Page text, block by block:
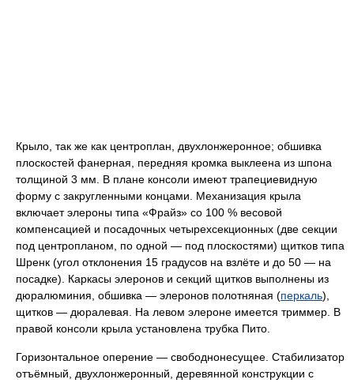
Крыло, так же как центроплан, двухлонжеронное; обшивка
плоскостей фанерная, передняя кромка выклеена из шпона
толщиной 3 мм. В плане консоли имеют трапециевидную
форму с закругленными концами. Механизация крыла
включает элероны типа «Фрайз» со 100 % весовой
компенсацией и посадочных четырехсекционных (две секции
под центропланом, по одной — под плоскостями) щитков типа
Шренк (угол отклонения 15 градусов на взлёте и до 50 — на
посадке). Каркасы элеронов и секций щитков выполнены из
дюралюминия, обшивка — элеронов полотняная (перкаль),
щитков — дюралевая. На левом элероне имеется триммер. В
правой консоли крыла установлена трубка Пито.
Горизонтальное оперение — свободнонесущее. Стабилизатор
отъёмный, двухлонжеронный, деревянной конструкции с